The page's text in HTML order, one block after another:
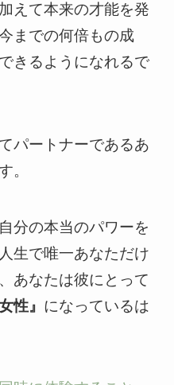
えて本来の才能を発
までの何倍もの成
きるようになれるで
パートナーであるあ
。
分の本当のパワーを
生で唯一あなただけ
あなたは彼にとって
性』 になっているは